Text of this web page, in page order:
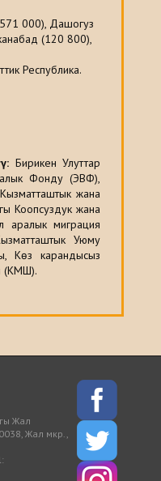
000), Дашогуз
(120 800),
Республика.
Бирикен Улуттар
Фонду (ЭВФ),
жана
Коопсуздук жана
аралык миграция
Уюму
Көз карандысыз
(КМШ).
Жал
Жал мкр.,